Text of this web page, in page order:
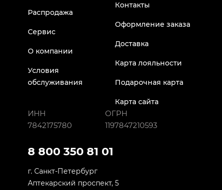
Распродажа
Сервис
О компании
Условия
обслуживания
Контакты
Оформление заказа
Доставка
Карта лояльности
Подарочная карта
Карта сайта
ИНН
7842175780
ОГРН
1197847210593
8 800 350 81 01
г. Санкт-Петербург
Аптекарский проспект, 5